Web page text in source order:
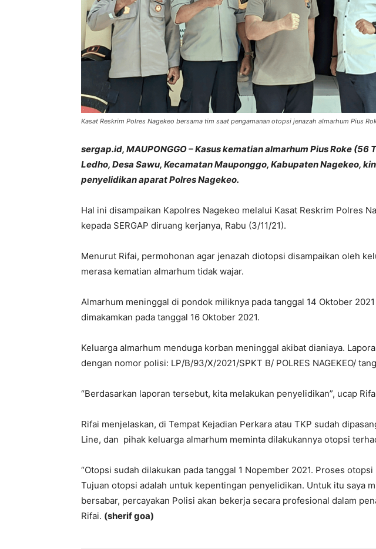
Kasat Reskrim Polres Nagekeo bersama tim saat pengamanan otopsi jenazah almarhum Pius
sergap.id, MAUPONGGO – Kasus kematian almarhum Pius Roke (56
Ledho, Desa Sawu, Kecamatan Mauponggo, Kabupaten Nagekeo,
penyelidikan aparat Polres Nagekeo.
Hal ini disampaikan Kapolres Nagekeo melalui Kasat Reskrim Polres
kepada SERGAP diruang kerjanya, Rabu (3/11/21).
Menurut Rifai, permohonan agar jenazah diotopsi disampaikan oleh
merasa kematian almarhum tidak wajar.
Almarhum meninggal di pondok miliknya pada tanggal 14 Oktober
dimakamkan pada tanggal 16 Oktober 2021.
Keluarga almarhum menduga korban meninggal akibat dianiaya.
dengan nomor polisi: LP/B/93/X/2021/SPKT B/ POLRES NAGEKEO/
“Berdasarkan laporan tersebut, kita melakukan penyelidikan”, ucap
Rifai menjelaskan, di Tempat Kejadian Perkara atau TKP sudah
Line, dan pihak keluarga almarhum meminta dilakukannya otopsi
“Otopsi sudah dilakukan pada tanggal 1 Nopember 2021. Proses
Tujuan otopsi adalah untuk kepentingan penyelidikan. Untuk itu saya
bersabar, percayakan Polisi akan bekerja secara profesional dalam
Rifai. (sherif goa)